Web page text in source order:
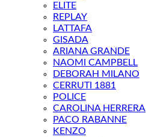
ELITE
REPLAY
LATTAFA
GISADA
ARIANA GRANDE
NAOMI CAMPBELL
DEBORAH MILANO
CERRUTI 1881
POLICE
CAROLINA HERRERA
PACO RABANNE
KENZO